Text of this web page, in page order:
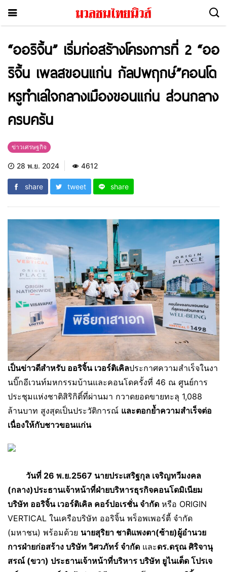
“ออริจิ้น” เริ่มก่อสร้างโครงการที่ 2 “ออ
ริจิ้น เพลสขอนแก่น กัลปพฤกษ์”คอนโด
หรูทำเลใจกลางเมืองขอนแก่น ส่วนกลาง
ครบครัน
ข่าวเศรษฐกิจ
28 พ.ย. 2024 4612
share tweet share
เป็นข่าวดีสำหรับ ออริจิ้น เวอร์ติเคิลประกาศความสำเร็จในงา
นบิ๊กอีเวนท์มหกรรมบ้านและคอนโดครั้งที่ 46 ณ ศูนย์การ
ประชุมแห่งชาติสิริกิติ์ที่ผ่านมา กวาดยอดขายทะลุ 1,088
ล้านบาท สูงสุดเป็นประวัติการณ์ และตอกย้ำความสำเร็จต่อ
เนื่องให้กับชาวขอนแก่น
วันที่ 26 พ.ย.2567 นายประเสริฐกุล เจริญทวีมงคล
(กลาง)ประธานเจ้าหน้าที่ฝ่ายบริหารธุรกิจคอนโดมิเนียม
บริษัท ออริจิ้น เวอร์ติเคิล คอร์ปอเรชั่น จำกัด หรือ ORIGIN
VERTICAL ในเครือบริษัท ออริจิ้น พร็อพเพอร์ตี้ จำกัด
(มหาชน) พร้อมด้วย นายสุริยา ชาติแพงตา(ซ้าย)ผู้อำนวย
การฝ่ายก่อสร้าง บริษัท วิศวภัทร์ จำกัด และดร.ดรุณ ศิริจานุ
สรณ์ (ขวา) ประธานเจ้าหน้าที่บริหาร บริษัท ยูไนเต็ด โปรเจ